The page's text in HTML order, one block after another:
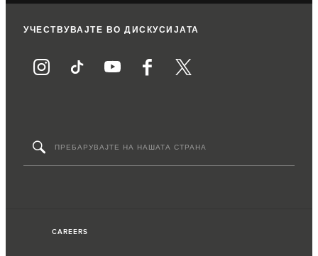
УЧЕСТВУВАЈТЕ ВО ДИСКУСИЈАТА
CAREERS